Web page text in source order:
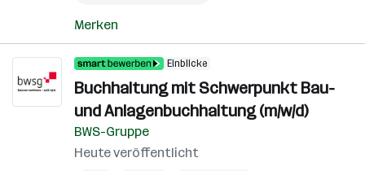
Merken
Einblicke
Buchhaltung mit Schwerpunkt Bau-
und Anlagenbuchhaltung (m/w/d)
BWS-Gruppe
Heute veröffentlicht